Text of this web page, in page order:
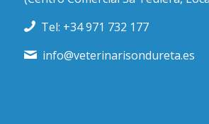
Tel: +34 971 732 177
info@veterinarisondureta.es